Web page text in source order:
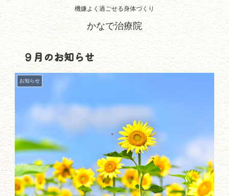
機嫌よく過ごせる身体づくり
かなで治療院
９月のお知らせ
お知らせ